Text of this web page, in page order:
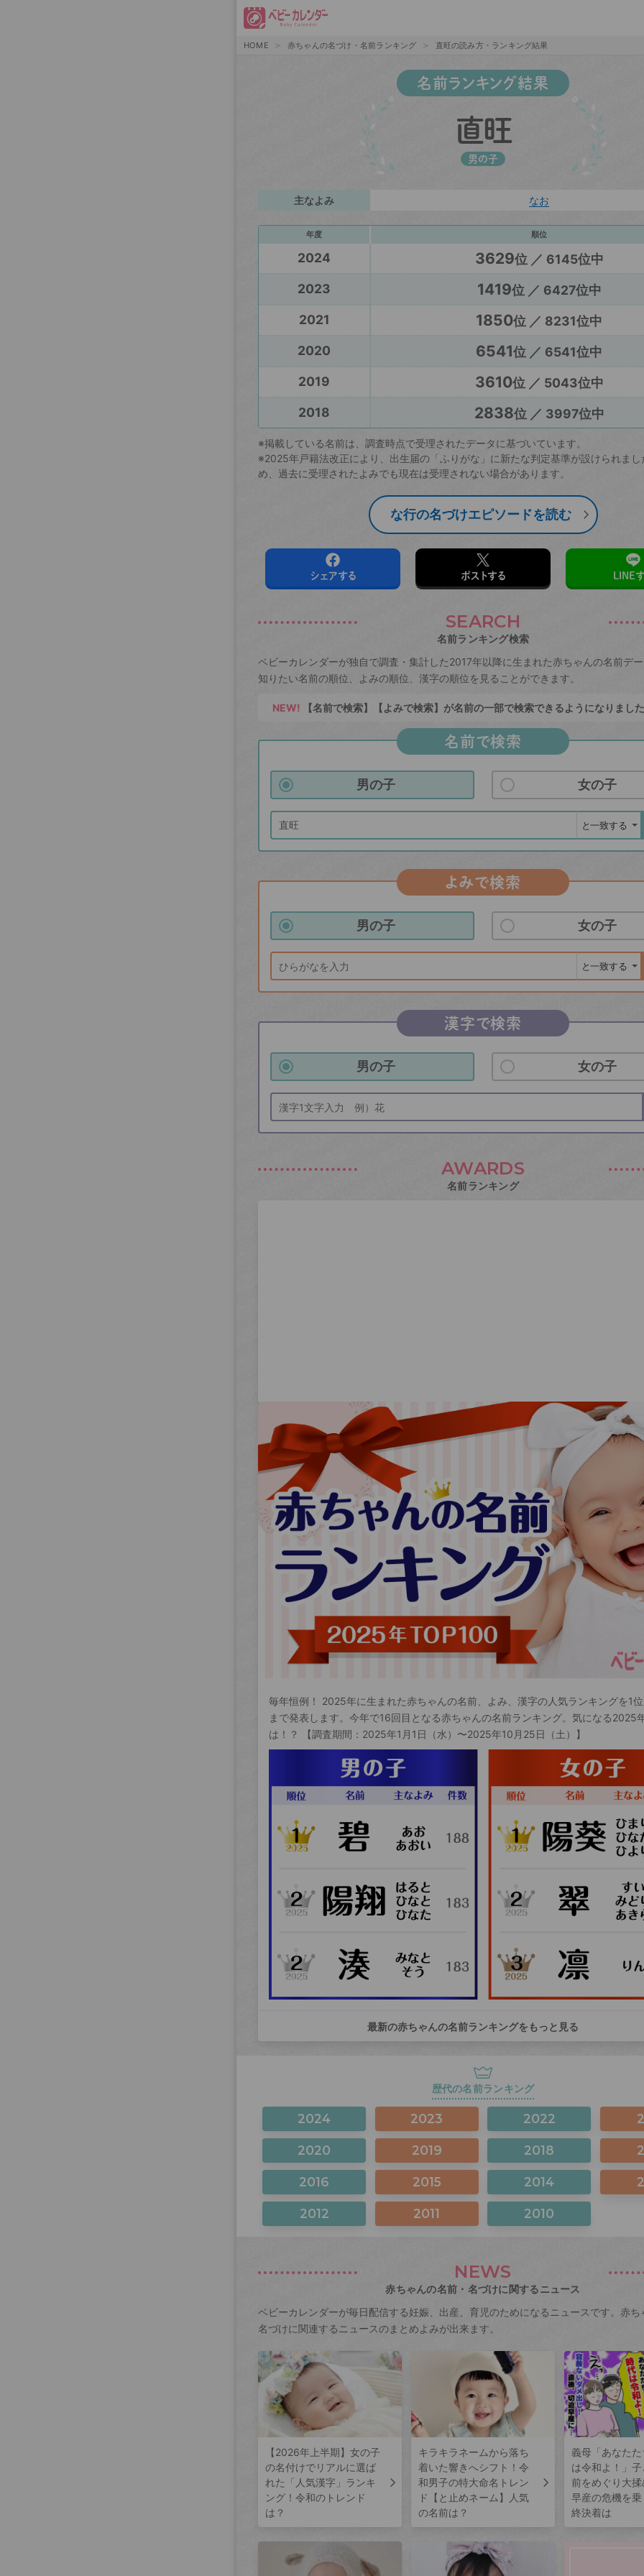
HOME 赤ちゃんの名づけ・名前ランキング 直旺の読み方・ランキング結果
名前ランキング結果
直旺
男の子
主なよみ なお
年度 順位
2024 3629位 ／ 6145位中
2023
1419位 ／ 6427位中
2021
1850位 ／ 8231位中
2020
6541位 ／ 6541位中
2019
3610位 ／ 5043位中
2018
2838位 ／ 3997位中
※掲載している名前は、調査時点で受理されたデータに基づいています。
※2025年戸籍法改正により、出生届の「ふりがな」に新たな判定基準が設けられまし
め、過去に受理されたよみでも現在は受理されない場合があります。
な行の名づけエピソードを読む
シェアする ポストする LINE
SEARCH
名前ランキング検索
ベビーカレンダーが独自で調査・集計した2017年以降に生まれた赤ちゃんの名前デ
知りたい名前の順位、よみの順位、漢字の順位を見ることができます。
NEW! 【名前で検索】【よみで検索】が名前の一部で検索できるようになりまし
名前で検索
男の子 女の子
よみで検索
男の子 女の子
漢字で検索
男の子 女の子
AWARDS
名前ランキング
毎年恒例！ 2025年に生まれた赤ちゃんの名前、よみ、漢字の人気ランキングを1
まで発表します。今年で16回目となる赤ちゃんの名前ランキング。気になる2025
は！？ 【調査期間：2025年1月1日（水）〜2025年10月25日（土）】
最新の赤ちゃんの名前ランキングをもっと見る
歴代の名前ランキング
2024 2023 2022
2020 2019 2018
2016 2015 2014
2012 2011 2010
NEWS
赤ちゃんの名前・名づけに関するニュース
ベビーカレンダーが毎日配信する妊娠、出産、育児のためになるニュースです。赤ち
名づけに関連するニュースのまとめよみが出来ます。
【2026年上半期】女の子
の名付けでリアルに選ば
れた「人気漢字」ランキ
ング！令和のトレンド
は？
キラキラネームから落ち
着いた響きへシフト！令
和男子の特大命名トレン
ド【と止めネーム】人気
の名前は？
義母「あなた
は令和よ！」
前をめぐり大
早産の危機を
終決着は